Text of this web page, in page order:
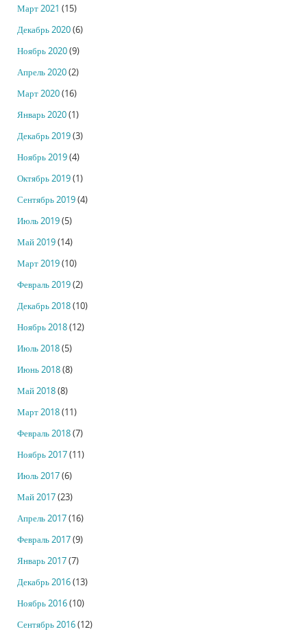
Март 2021 (15)
Декабрь 2020(6)
Ноябрь 2020(9)
Апрель 2020(2)
Март 2020(16)
Январь 2020(1)
Декабрь 2019(3)
Ноябрь 2019(4)
Октябрь 2019(1)
Сентябрь 2019(4)
Июль 2019(5)
Май 2019(14)
Март 2019(10)
Февраль 2019(2)
Декабрь 2018(10)
Ноябрь 2018(12)
Июль 2018(5)
Июнь 2018(8)
Май 2018(8)
Март 2018(11)
Февраль 2018(7)
Ноябрь 2017(11)
Июль 2017(6)
Май 2017(23)
Апрель 2017(16)
Февраль 2017(9)
Январь 2017(7)
Декабрь 2016(13)
Ноябрь 2016(10)
Сентябрь 2016(12)